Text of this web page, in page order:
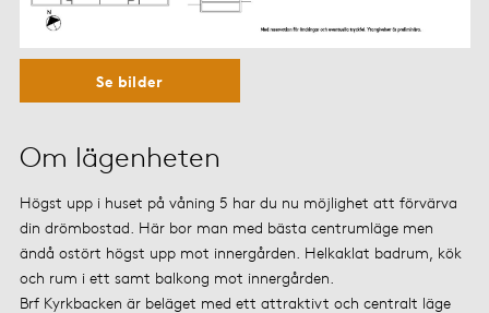
Om lägenheten
Högst upp i huset på våning 5 har du nu möjlighet att förvärva
din drömbostad. Här bor man med bästa centrumläge men
ändå ostört högst upp mot innergården. Helkaklat badrum, kök
och rum i ett samt balkong mot innergården.
Brf Kyrkbacken är beläget med ett attraktivt och centralt läge
Se bilder